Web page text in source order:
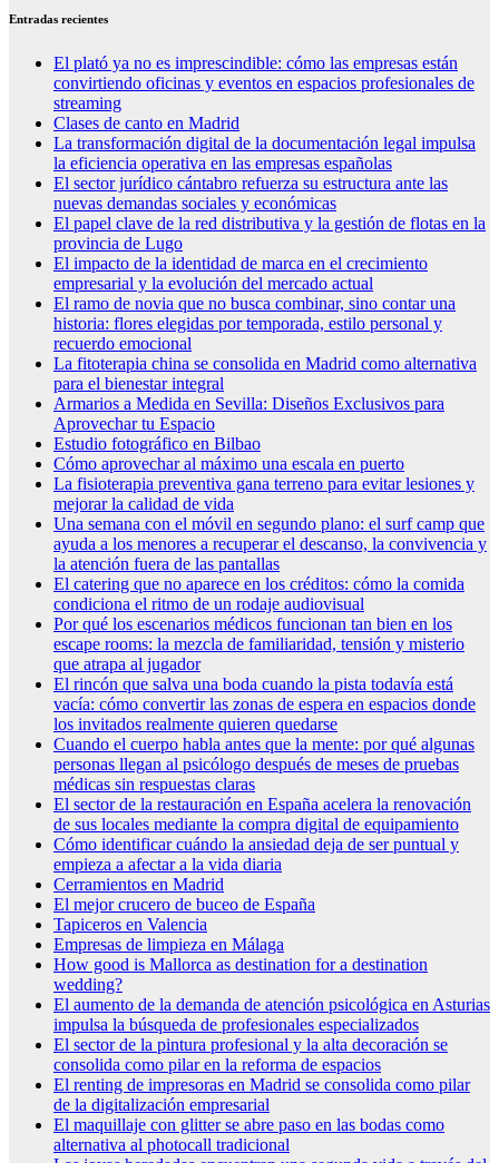
Entradas recientes
El plató ya no es imprescindible: cómo las empresas están
convirtiendo oficinas y eventos en espacios profesionales de
streaming
Clases de canto en Madrid
La transformación digital de la documentación legal impulsa
la eficiencia operativa en las empresas españolas
El sector jurídico cántabro refuerza su estructura ante las
nuevas demandas sociales y económicas
El papel clave de la red distributiva y la gestión de flotas en la
provincia de Lugo
El impacto de la identidad de marca en el crecimiento
empresarial y la evolución del mercado actual
El ramo de novia que no busca combinar, sino contar una
historia: flores elegidas por temporada, estilo personal y
recuerdo emocional
La fitoterapia china se consolida en Madrid como alternativa
para el bienestar integral
Armarios a Medida en Sevilla: Diseños Exclusivos para
Aprovechar tu Espacio
Estudio fotográfico en Bilbao
Cómo aprovechar al máximo una escala en puerto
La fisioterapia preventiva gana terreno para evitar lesiones y
mejorar la calidad de vida
Una semana con el móvil en segundo plano: el surf camp que
ayuda a los menores a recuperar el descanso, la convivencia y
la atención fuera de las pantallas
El catering que no aparece en los créditos: cómo la comida
condiciona el ritmo de un rodaje audiovisual
Por qué los escenarios médicos funcionan tan bien en los
escape rooms: la mezcla de familiaridad, tensión y misterio
que atrapa al jugador
El rincón que salva una boda cuando la pista todavía está
vacía: cómo convertir las zonas de espera en espacios donde
los invitados realmente quieren quedarse
Cuando el cuerpo habla antes que la mente: por qué algunas
personas llegan al psicólogo después de meses de pruebas
médicas sin respuestas claras
El sector de la restauración en España acelera la renovación
de sus locales mediante la compra digital de equipamiento
Cómo identificar cuándo la ansiedad deja de ser puntual y
empieza a afectar a la vida diaria
Cerramientos en Madrid
El mejor crucero de buceo de España
Tapiceros en Valencia
Empresas de limpieza en Málaga
How good is Mallorca as destination for a destination
wedding?
El aumento de la demanda de atención psicológica en Asturias
impulsa la búsqueda de profesionales especializados
El sector de la pintura profesional y la alta decoración se
consolida como pilar en la reforma de espacios
El renting de impresoras en Madrid se consolida como pilar
de la digitalización empresarial
El maquillaje con glitter se abre paso en las bodas como
alternativa al photocall tradicional